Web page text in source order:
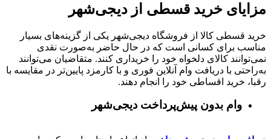
مزایای خرید قسطی از دیجی‌شهر
خرید قسطی کالا از فروشگاه دیجی‌شهر یکی از گزینه‌های بسیار
مناسب برای کسانی است که در حال حاضر به‌صورت نقدی
نمی‌توانند کالای دلخواه خود را خریداری کنند. متقاضیان می‌توانند
به‌راحتی با دریافت وام آنلاین فوری و با کارمزد پایین‌تر در مقایسه با
رقبا، خرید اقساطی خود را انجام دهند.
وام بدون پیش‌پرداخت‌ دیجی‌شهر